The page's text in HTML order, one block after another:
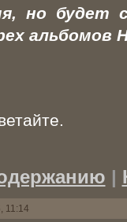
но будет
альбомов
|
11:14